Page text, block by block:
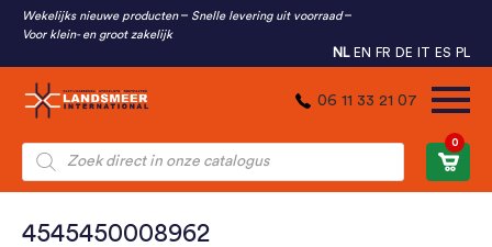
Wekelijks nieuwe producten
Snelle levering uit voorraad
Voor klein- en groot zakelijk
NL EN FR DE IT ES PL
06 11 33 21 07
Producten
zoeken
0
4545450008962